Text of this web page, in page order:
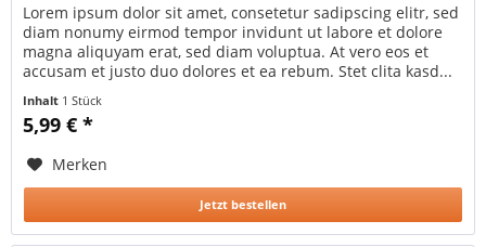
Lorem ipsum dolor sit amet, consetetur sadipscing elitr, sed
diam nonumy eirmod tempor invidunt ut labore et dolore
magna aliquyam erat, sed diam voluptua. At vero eos et
accusam et justo duo dolores et ea rebum. Stet clita kasd...
Inhalt 1 Stück
5,99 € *
Merken
Jetzt bestellen